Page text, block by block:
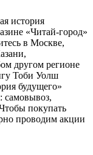
история
«Читай-город»
в Москве,
другом регионе
Тоби Уолш
будущего»
самовывоз,
покупать
проводим акции